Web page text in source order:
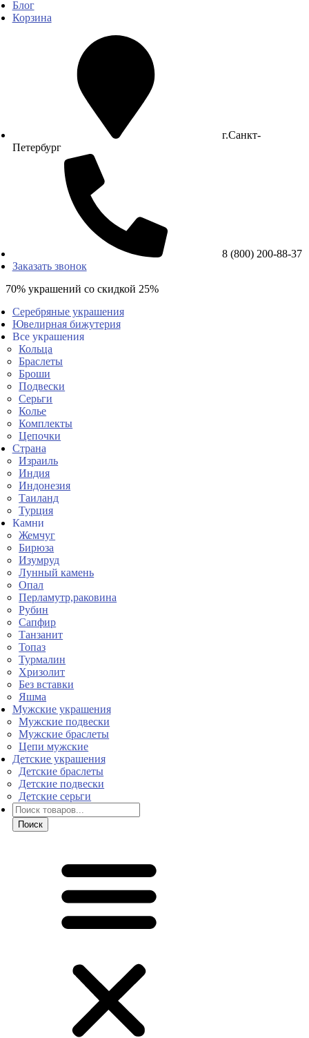
Блог
Корзина
г.Санкт-
Петербург
8 (800) 200-88-37
Заказать звонок
70% украшений со скидкой 25%
Серебряные украшения
Ювелирная бижутерия
Все украшения
Кольца
Браслеты
Броши
Подвески
Серьги
Колье
Комплекты
Цепочки
Страна
Израиль
Индия
Индонезия
Таиланд
Турция
Камни
Жемчуг
Бирюза
Изумруд
Лунный камень
Опал
Перламутр,раковина
Рубин
Сапфир
Танзанит
Топаз
Турмалин
Хризолит
Без вставки
Яшма
Мужские украшения
Мужские подвески
Мужские браслеты
Цепи мужские
Детские украшения
Детские браслеты
Детские подвески
Детские серьги
Поиск
товаров
Поиск